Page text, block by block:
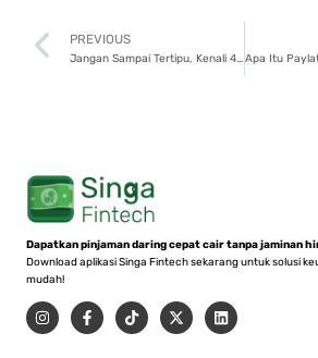
Prev
PREVIOUS
Jangan Sampai Tertipu, Kenali 4 Ciri Akun Palsu di MedSos!
Dapatkan pinjaman daring cepat cair tanpa jaminan
Download aplikasi Singa Fintech sekarang untuk solusi
mudah!
I
n
s
F
a
c
T
i
k
X
-
t
L
i
n